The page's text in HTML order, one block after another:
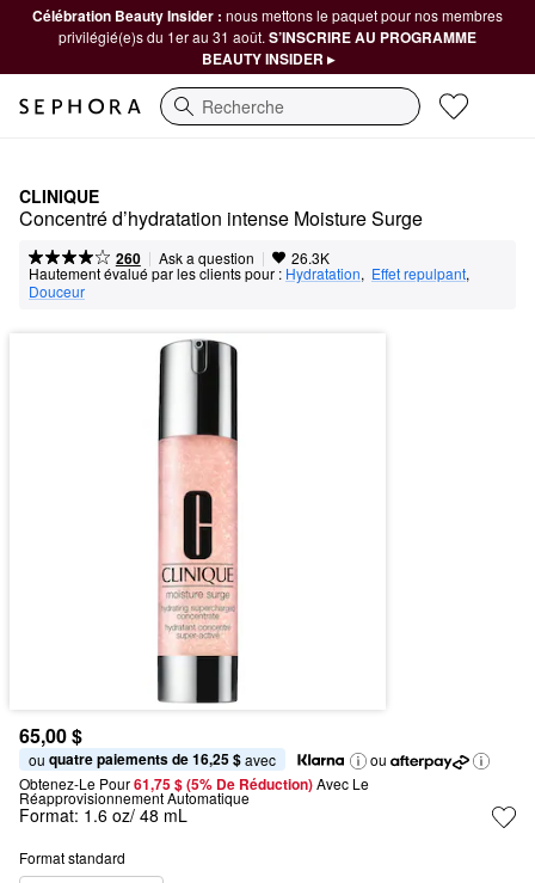
Célébration Beauty Insider : nous mettons le paquet pour nos membres
privilégié(e)s du 1er au 31 août. S’INSCRIRE AU PROGRAMME
BEAUTY INSIDER ▸
Recherche
CLINIQUE
Concentré d’hydratation intense Moisture Surge
260 | Ask a question | 26.3K
Hautement évalué par les clients pour : Hydratation, Effet repulpant,
Douceur
65,00 $
ou quatre paiements de 16,25 $ avec
ou
Obtenez-Le Pour61,75 $ (5% De Réduction) Avec Le
Réapprovisionnement Automatique
Format: 1.6 oz/ 48 mL
Format standard